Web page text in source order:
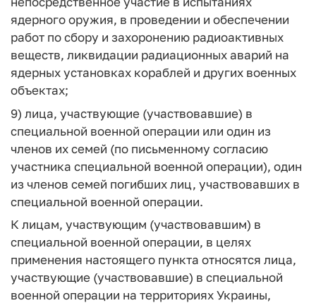
ядерного оружия, в проведении и обеспечении
работ по сбору и захоронению радиоактивных
веществ, ликвидации радиационных аварий на
ядерных установках кораблей и других военных
объектах;
9) лица, участвующие (участвовавшие) в
специальной военной операции или один из
членов их семей (по письменному согласию
участника специальной военной операции), один
из членов семей погибших лиц, участвовавших в
специальной военной операции.
К лицам, участвующим (участвовавшим) в
специальной военной операции, в целях
применения настоящего пункта относятся лица,
участвующие (участвовавшие) в специальной
военной операции на территориях Украины,